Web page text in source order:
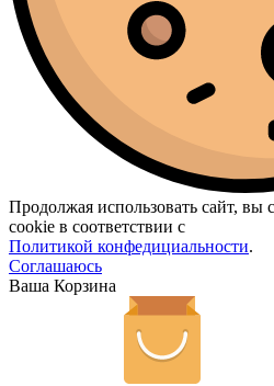
Продолжая использовать сайт, вы
cookie в соответствии с
Политикой конфедициальности.
Соглашаюсь
Ваша Корзина